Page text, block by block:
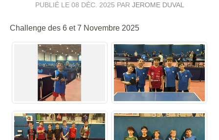
PUBLIÉ LE 08 DÉC. 2025 PAR JEROME DUVAL
Challenge des 6 et 7 Novembre 2025